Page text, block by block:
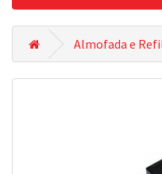
Almofada e